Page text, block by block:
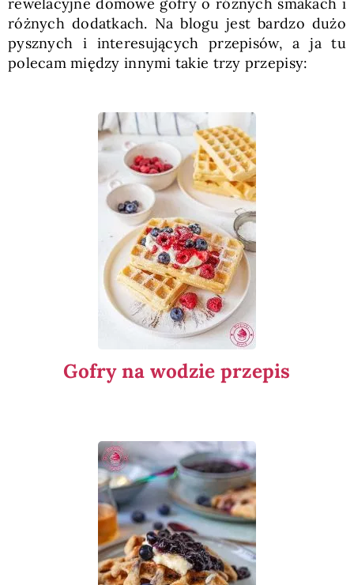
rewelacyjne domowe gofry o różnych smakach i
różnych dodatkach. Na blogu jest bardzo dużo
pysznych i interesujących przepisów, a ja tu
polecam między innymi takie trzy przepisy:
Gofry na wodzie przepis